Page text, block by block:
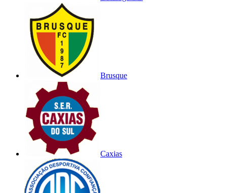
Brusque
Caxias